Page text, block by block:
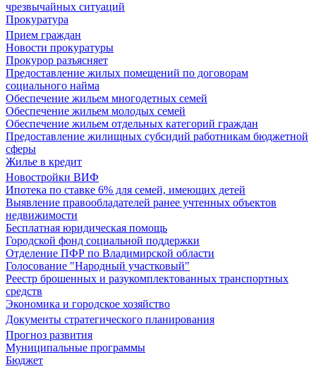
чрезвычайных ситуаций
Прокуратура
Прием граждан
Новости прокуратуры
Прокурор разъясняет
Предоставление жилых помещений по договорам
социального найма
Обеспечение жильем многодетных семей
Обеспечение жильем молодых семей
Обеспечение жильем отдельных категорий граждан
Предоставление жилищных субсидий работникам бюджетной
сферы
Жилье в кредит
Новостройки ВИФ
Ипотека по ставке 6% для семей, имеющих детей
Выявление правообладателей ранее учтенных объектов
недвижимости
Бесплатная юридическая помощь
Городской фонд социальной поддержки
Отделение ПФР по Владимирской области
Голосование "Народный участковый"
Реестр брошенных и разукомплектованных транспортных
средств
Экономика и городское хозяйство
Документы стратегического планирования
Прогноз развития
Муниципальные программы
Бюджет